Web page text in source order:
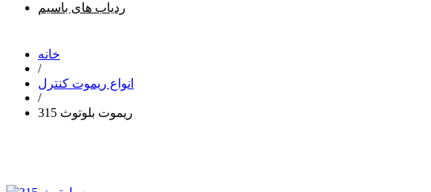
ردیاب های باسیم
خانه
/
انواع ریموت کنترل
/
ریموت بلوتوث 315